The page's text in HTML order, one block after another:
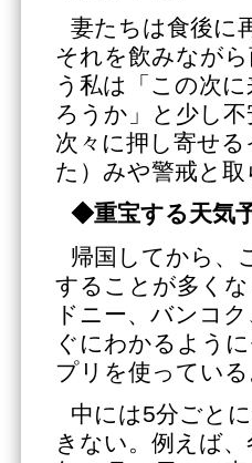
妻たちは食後に
それを飲みなが
う私は「この次
ろうか」と少し
次々に押し寄せ
た）みや警戒と
◆重宝する天気
帰国してから、
することが多く
ドニー、バンコ
ぐにわかるよう
プリを使っている
中には5分ごと
きない。例えば